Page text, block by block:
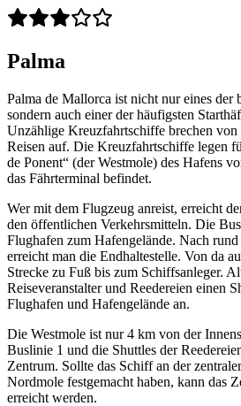
Palma
Palma de Mallorca ist nicht nur eines der
sondern auch einer der häufigsten
Unzählige Kreuzfahrtschiffe brechen von
Reisen auf. Die Kreuzfahrtschiffe legen
de Ponent“ (der Westmole) des Hafens
das Fährterminal befindet.
Wer mit dem Flugzeug anreist, erreicht
den öffentlichen Verkehrsmitteln. Die
Flughafen zum Hafengelände. Nach
erreicht man die Endhaltestelle. Von da
Strecke zu Fuß bis zum Schiffsanleger.
Reiseveranstalter und Reedereien einen
Flughafen und Hafengelände an.
Die Westmole ist nur 4 km von der
Buslinie 1 und die Shuttles der
Zentrum. Sollte das Schiff an der
Nordmole festgemacht haben, kann das
erreicht werden.